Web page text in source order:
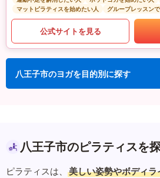
マットピラティスを始めたい人
グループレッスン
公式サイトを見る
八王子市のヨガを目的別に探す
八王子市のピラティスを
ピラティスは、 美しい姿勢やボディ